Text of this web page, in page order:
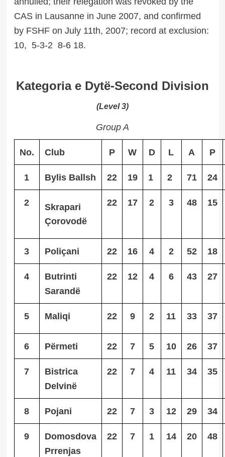
CAS in Lausanne in June 2007, and confirmed
by FSHF on July 11th, 2007; record at exclusion:
10, 5-3-2 8-6 18.
Kategoria e Dytë-Second Division
(Level 3)
Group A
No. Club P W D L A P
1 Bylis Ballsh 22 19 1 2 71 24
2
Skrapari
Çorovodë
22 17 2 3 48 15
3 Poliçani 22 16 4 2 52 18
4
Butrinti
Sarandë
22 12 4 6 43 27
5 Maliqi 22 9 2 11 33 37
6 Përmeti 22 7 5 10 26 37
7
Bistrica
Delvinë
22 7 4 11 34 35
8 Pojani 22 7 3 12 29 34
9
Domosdova
Prrenjas
22 7 1 14 20 48